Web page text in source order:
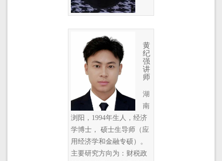
黄
纪
强
讲
师
湖
南
浏阳，1994年生人，经济
学博士， 硕士生导师（应
用经济学和金融专硕）。
主要研究方向为：财税政